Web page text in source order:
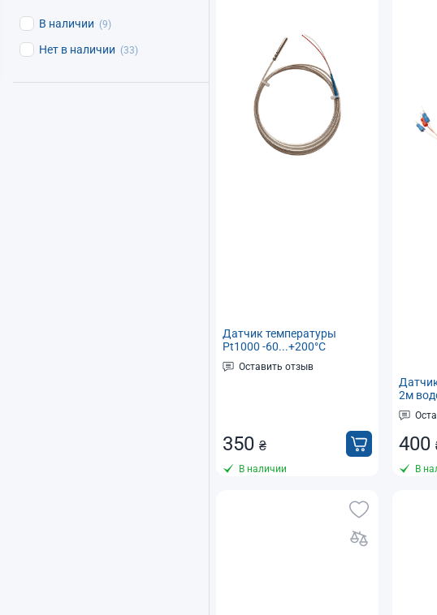
В наличии (9)
Нет в наличии (33)
Датчик температуры
Pt1000 -60...+200°C
водонепроницаемый
(термосопротивление) для
Оставить отзыв
350 ₴
В наличии
2м
-
400
В